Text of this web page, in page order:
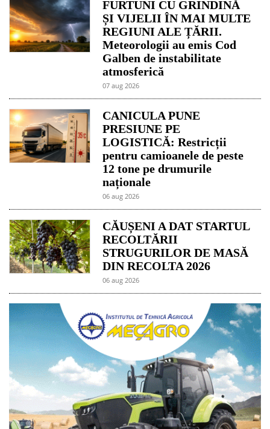
FURTUNI CU GRINDINĂ
ȘI VIJELII ÎN MAI MULTE
REGIUNI ALE ȚĂRII.
Meteorologii au emis Cod
Galben de instabilitate
atmosferică
07 aug 2026
CANICULA PUNE
PRESIUNE PE
LOGISTICĂ: Restricții
pentru camioanele de peste
12 tone pe drumurile
naționale
06 aug 2026
CĂUȘENI A DAT STARTUL
RECOLTĂRII
STRUGURILOR DE MASĂ
DIN RECOLTA 2026
06 aug 2026